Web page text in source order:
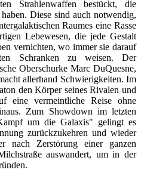
Strahlenwaffen bestückt, die
Diese sind auch notwendig,
Raumes eine Rasse
Lebewesen, die jede Gestalt
vernichten, wo immer sie darauf
Schranken zu weisen. Der
Oberschurke Marc DuQuesne,
allerhand Schwierigkeiten. Im
den Körper seines Rivalen und
eine vermeintliche Reise ohne
Zum Showdown im letzten
um die Galaxis" gelingt es
zurückzukehren und wieder
nach Zerstörung einer ganzen
auswandert, um in der